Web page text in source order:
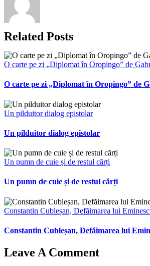
Related Posts
O carte pe zi „Diplomat în Oropingo” de
O carte pe zi „Diplomat în Oropingo” de
Un pilduitor dialog epistolar
Un pilduitor dialog epistolar
Un pumn de cuie și de restul cărți
Un pumn de cuie și de restul cărți
Constantin Cubleșan, Defăimarea lui
Constantin Cubleșan, Defăimarea lui
Leave A Comment